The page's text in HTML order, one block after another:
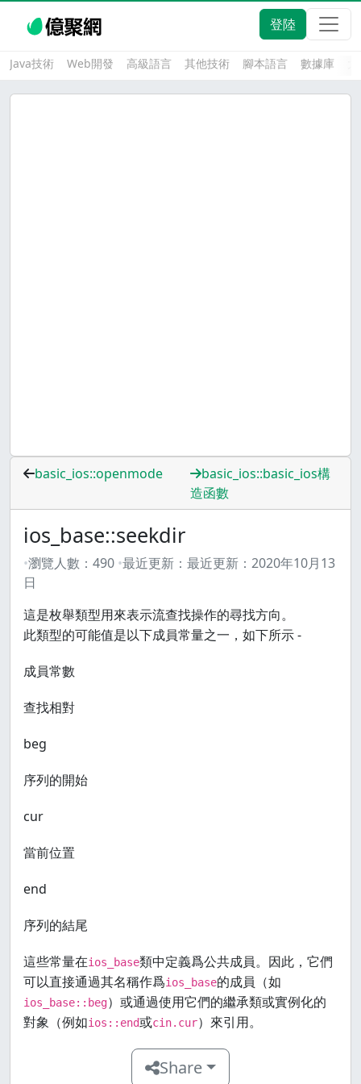
登陸
Java技術 Web開發 高級語言 其他技術 腳本語言 數據庫
basic_ios::openmode
basic_ios::basic_ios構
造函數
ios_base::seekdir
瀏覽人數： 490 最近更新： 最近更新： 2020年10月13
日
這是枚舉類型用來表示流查找操作的尋找方向。
此類型的可能值是以下成員常量之一，如下所示 -
成員常數
查找相對
beg
序列的開始
cur
當前位置
end
序列的結尾
這些常量在ios_base類中定義爲公共成員。因此，它們
可以直接通過其名稱作爲ios_base的成員（如
ios_base::beg）或通過使用它們的繼承類或實例化的
對象（例如ios::end或cin.cur）來引用。
Share